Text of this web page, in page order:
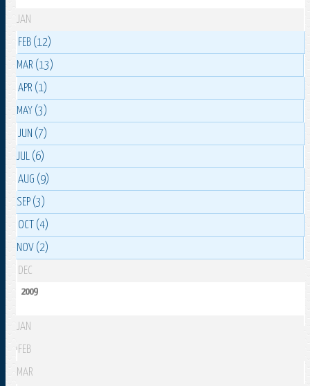
JAN
FEB (12)
MAR (13)
APR (1)
MAY (3)
JUN (7)
JUL (6)
AUG (9)
SEP (3)
OCT (4)
NOV (2)
DEC
2009
JAN
FEB
MAR